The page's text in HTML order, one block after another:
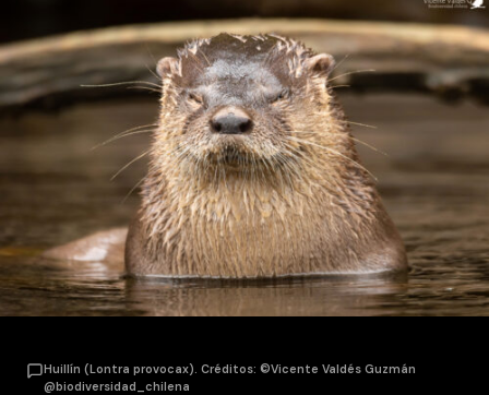
Huillín (Lontra provocax). Créditos: ©Vicente Valdés Guzmán
@biodiversidad_chilena